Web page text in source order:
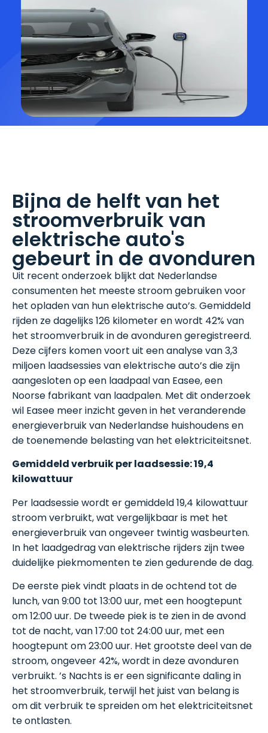
Bijna de helft van het
stroomverbruik van
elektrische auto's
gebeurt in de avonduren
Uit recent onderzoek blijkt dat Nederlandse
consumenten het meeste stroom gebruiken voor
het opladen van hun elektrische auto’s. Gemiddeld
rijden ze dagelijks 126 kilometer en wordt 42% van
het stroomverbruik in de avonduren geregistreerd.
Deze cijfers komen voort uit een analyse van 3,3
miljoen laadsessies van elektrische auto’s die zijn
aangesloten op een laadpaal van Easee, een
Noorse fabrikant van laadpalen. Met dit onderzoek
wil Easee meer inzicht geven in het veranderende
energieverbruik van Nederlandse huishoudens en
de toenemende belasting van het elektriciteitsnet.
Gemiddeld verbruik per laadsessie: 19,4
kilowattuur
Per laadsessie wordt er gemiddeld 19,4 kilowattuur
stroom verbruikt, wat vergelijkbaar is met het
energieverbruik van ongeveer twintig wasbeurten.
In het laadgedrag van elektrische rijders zijn twee
duidelijke piekmomenten te zien gedurende de dag.
De eerste piek vindt plaats in de ochtend tot de
lunch, van 9:00 tot 13:00 uur, met een hoogtepunt
om 12:00 uur. De tweede piek is te zien in de avond
tot de nacht, van 17:00 tot 24:00 uur, met een
hoogtepunt om 23:00 uur. Het grootste deel van de
stroom, ongeveer 42%, wordt in deze avonduren
verbruikt. ’s Nachts is er een significante daling in
het stroomverbruik, terwijl het juist van belang is
om dit verbruik te spreiden om het elektriciteitsnet
te ontlasten.